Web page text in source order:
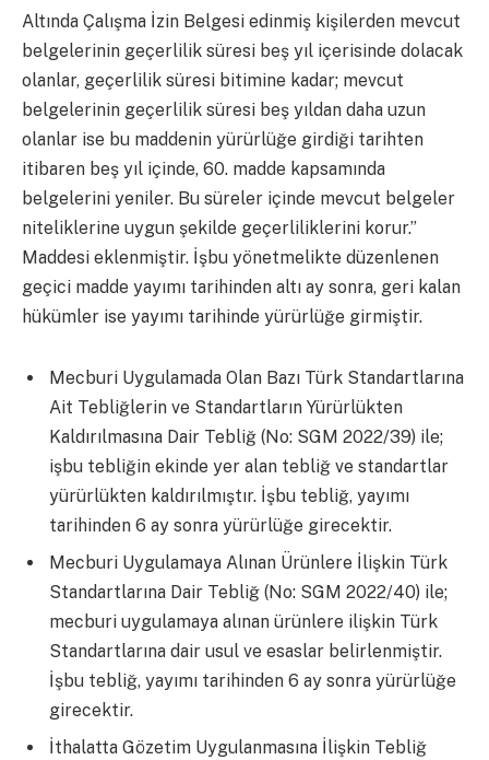
Altında Çalışma İzin Belgesi edinmiş kişilerden mevcut
belgelerinin geçerlilik süresi beş yıl içerisinde dolacak
olanlar, geçerlilik süresi bitimine kadar; mevcut
belgelerinin geçerlilik süresi beş yıldan daha uzun
olanlar ise bu maddenin yürürlüğe girdiği tarihten
itibaren beş yıl içinde, 60. madde kapsamında
belgelerini yeniler. Bu süreler içinde mevcut belgeler
niteliklerine uygun şekilde geçerliliklerini korur.”
Maddesi eklenmiştir. İşbu yönetmelikte düzenlenen
geçici madde yayımı tarihinden altı ay sonra, geri kalan
hükümler ise yayımı tarihinde yürürlüğe girmiştir.
Mecburi Uygulamada Olan Bazı Türk Standartlarına
Ait Tebliğlerin ve Standartların Yürürlükten
Kaldırılmasına Dair Tebliğ (No: SGM 2022/39) ile;
işbu tebliğin ekinde yer alan tebliğ ve standartlar
yürürlükten kaldırılmıştır. İşbu tebliğ, yayımı
tarihinden 6 ay sonra yürürlüğe girecektir.
Mecburi Uygulamaya Alınan Ürünlere İlişkin Türk
Standartlarına Dair Tebliğ (No: SGM 2022/40) ile;
mecburi uygulamaya alınan ürünlere ilişkin Türk
Standartlarına dair usul ve esaslar belirlenmiştir.
İşbu tebliğ, yayımı tarihinden 6 ay sonra yürürlüğe
girecektir.
İthalatta Gözetim Uygulanmasına İlişkin Tebliğ